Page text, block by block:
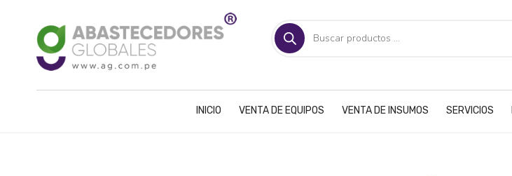
Búsqueda
de
productos
INICIO VENTA DE EQUIPOS VENTA DE INSUMOS SERVICIOS